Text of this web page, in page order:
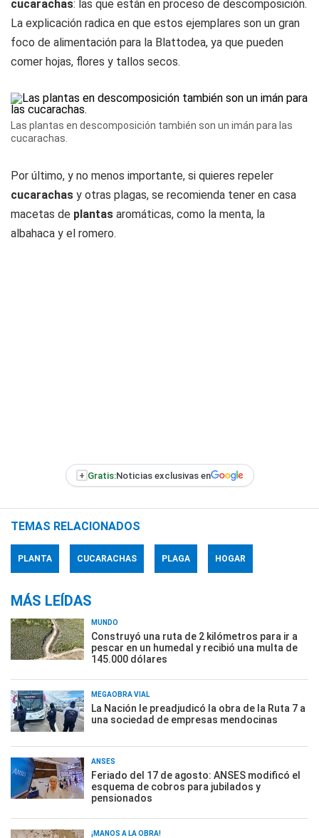
cucarachas: las que están en proceso de descomposición.
La explicación radica en que estos ejemplares son un gran
foco de alimentación para la Blattodea, ya que pueden
comer hojas, flores y tallos secos.
Las plantas en descomposición también son un imán para las
cucarachas.
Por último, y no menos importante, si quieres repeler
cucarachas y otras plagas, se recomienda tener en casa
macetas de plantas aromáticas, como la menta, la
albahaca y el romero.
+ Gratis:Noticias exclusivas en
TEMAS RELACIONADOS
PLANTA CUCARACHAS PLAGA HOGAR
MÁS LEÍDAS
MUNDO
Construyó una ruta de 2 kilómetros para ir a
pescar en un humedal y recibió una multa de
145.000 dólares
MEGAOBRA VIAL
La Nación le preadjudicó la obra de la Ruta 7 a
una sociedad de empresas mendocinas
ANSES
Feriado del 17 de agosto: ANSES modificó el
esquema de cobros para jubilados y
pensionados
¡MANOS A LA OBRA!